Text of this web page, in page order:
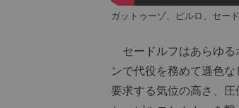
ガットゥーゾ、ピルロ、セー
セードルフはあらゆる
ンで代役を務めて遜色
要求する気位の高さ、